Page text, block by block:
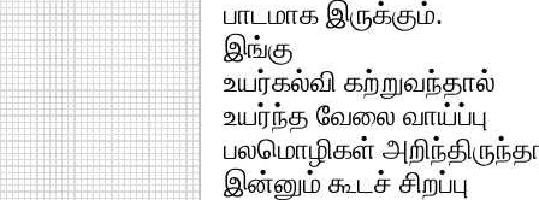
பாடமாக இருக்கும்.
இங்கு
உயர்கல்வி கற்றுவந்தால்
உயர்ந்த வேலை வாய்ப்பு
பலமொழிகள்
இன்னும் கூடச் சிறப்பு